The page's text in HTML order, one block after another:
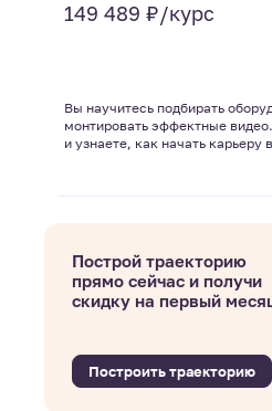
149 489 ₽/курс
Вы научитесь подбирать
монтировать эффектные
и узнаете, как начать карьеру
Построй траекторию
прямо сейчас и получи
скидку на первый
Построить траекторию